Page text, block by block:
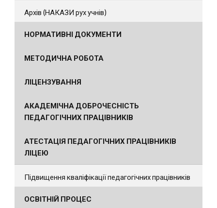
Архів (НАКАЗИ рух учнів)
НОРМАТИВНІ ДОКУМЕНТИ
МЕТОДИЧНА РОБОТА
ЛІЦЕНЗУВАННЯ
АКАДЕМІЧНА ДОБРОЧЕСНІСТЬ
ПЕДАГОГІЧНИХ ПРАЦІВНИКІВ
АТЕСТАЦІЯ ПЕДАГОГІЧНИХ ПРАЦІВНИКІВ
ЛІЦЕЮ
Підвищення кваліфікації педагогічних працівників
ОСВІТНІЙ ПРОЦЕС